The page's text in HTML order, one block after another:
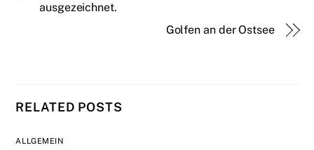
ausgezeichnet.
Golfen an der Ostsee
RELATED POSTS
ALLGEMEIN